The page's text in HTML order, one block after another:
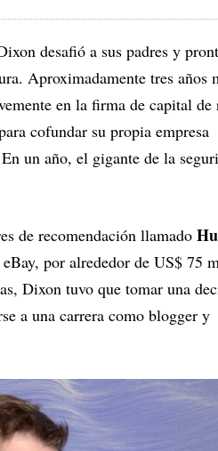
desafió a sus padres y
Aproximadamente tres años
en la firma de capital de
cofundar su propia empresa
un año, el gigante de la
de recomendación llamado
por alrededor de US$ 75
Dixon tuvo que tomar una
a una carrera como blogger y